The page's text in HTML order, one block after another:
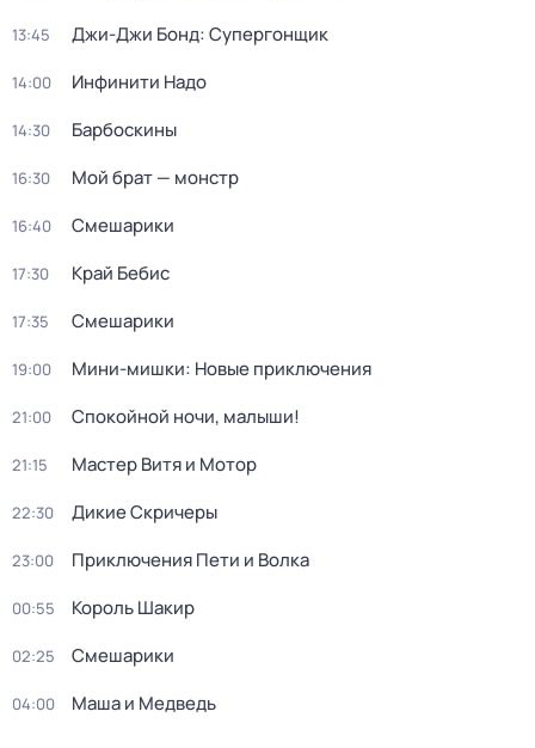
13:45 Джи-Джи Бонд: Супергонщик
14:00 Инфинити Надо
14:30 Барбоскины
16:30 Мой брат — монстр
16:40 Смешарики
17:30 Край Бебис
17:35 Смешарики
19:00 Мини-мишки: Новые приключения
21:00 Спокойной ночи, малыши!
21:15 Мастер Витя и Мотор
22:30 Дикие Скричеры
23:00 Приключения Пети и Волка
00:55 Король Шакир
02:25 Смешарики
04:00 Маша и Медведь